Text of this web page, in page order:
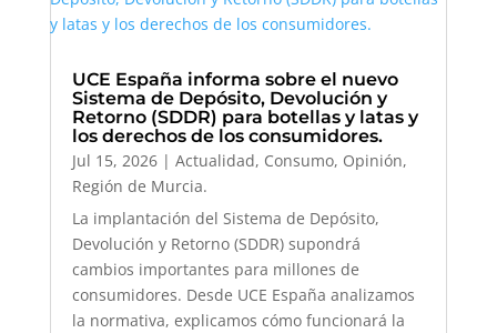
UCE España informa sobre el nuevo
Sistema de Depósito, Devolución y
Retorno (SDDR) para botellas y latas y
los derechos de los consumidores.
Jul 15, 2026| Actualidad, Consumo, Opinión,
Región de Murcia.
La implantación del Sistema de Depósito,
Devolución y Retorno (SDDR) supondrá
cambios importantes para millones de
consumidores. Desde UCE España analizamos
la normativa, explicamos cómo funcionará la